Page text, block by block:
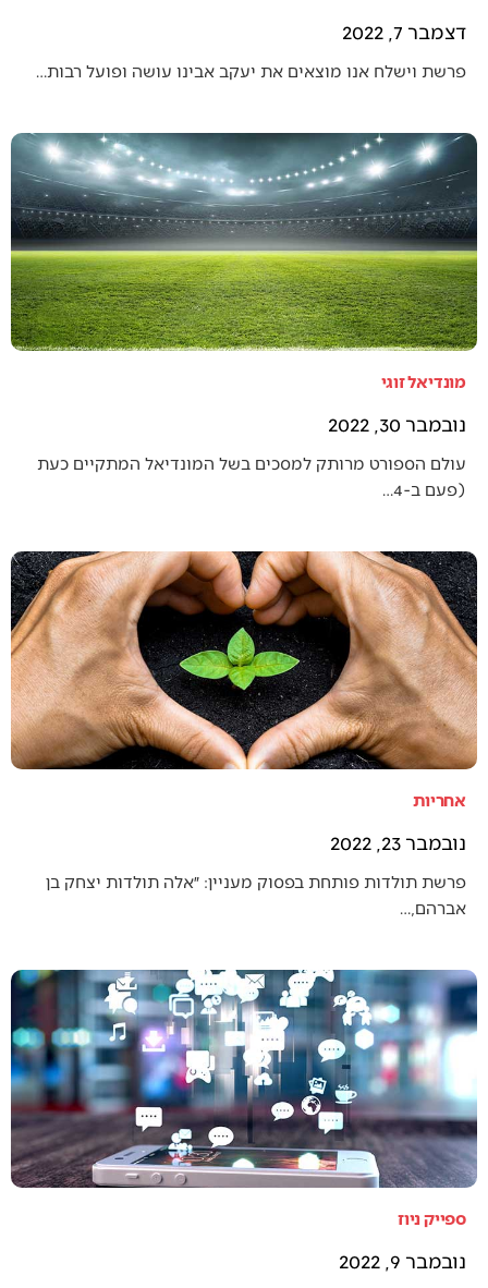
דצמבר 7, 2022
פרשת וישלח אנו מוצאים את יעקב אבינו עושה ופועל רבות…
מונדיאל זוגי
נובמבר 30, 2022
עולם הספורט מרותק למסכים בשל המונדיאל המתקיים כעת
(פעם ב-4…
אחריות
נובמבר 23, 2022
פרשת תולדות פותחת בפסוק מעניין: ״אלה תולדות יצחק בן
אברהם,…
ספייק ניוז
נובמבר 9, 2022